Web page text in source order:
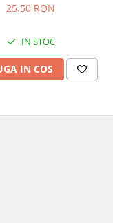
25,50 RON
IN STOC
IN COS